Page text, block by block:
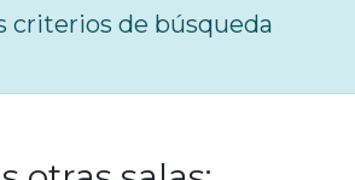
criterios de búsqueda